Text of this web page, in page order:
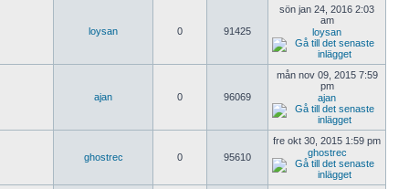
loysan 0 91425
sön jan 24, 2016 2:03
am
loysan
ajan 0 96069
mån nov 09, 2015 7:59
pm
ajan
ghostrec 0 95610
fre okt 30, 2015 1:59 pm
ghostrec